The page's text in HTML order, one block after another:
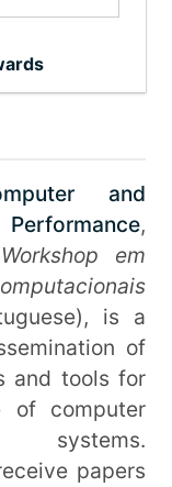
mineração
and
,
Workshop em
is a
of
and tools for
of computer
systems.
papers